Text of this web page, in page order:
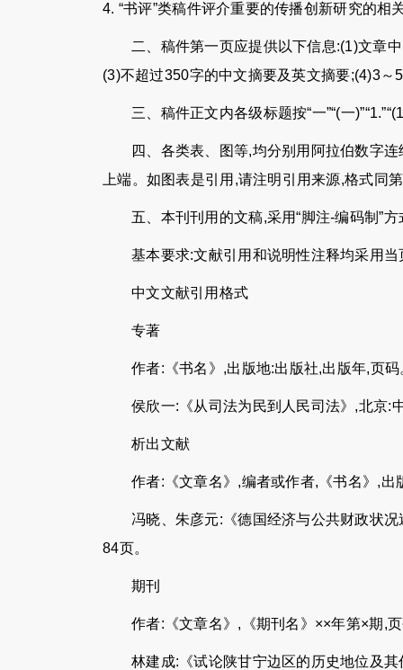
4. “书评”类稿件评介重要的传播创新研究的相
二、稿件第一页应提供以下信息:(1)文章
(3)不超过350字的中文摘要及英文摘要;(4)3～
三、稿件正文内各级标题按“一”“(一
四、各类表、图等,均分别用阿拉伯数字
上端。如图表是引用,请注明引用来源,格式同
五、本刊刊用的文稿,采用“脚注-编码制”
基本要求:文献引用和说明性注释均采
中文文献引用格式
专著
作者:《书名》,出版地:出版社,出版年,页码
侯欣一:《从司法为民到人民司法》,北京:
析出文献
作者:《文章名》,编者或作者,《书名》,出
冯晓、朱彦元:《德国经济与公共财政状
84页。
期刊
作者:《文章名》,《期刊名》××年第×期,
林建成:《试论陕甘宁边区的历史地位及